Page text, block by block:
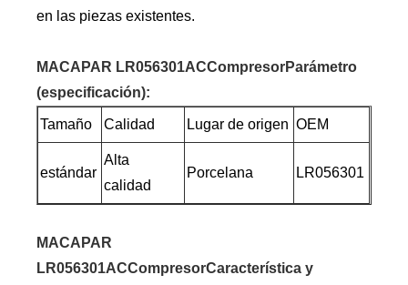
en las piezas existentes.
MACAPAR LR056301ACCompresorParámetro
(especificación):
Tamaño Calidad Lugar de origen OEM
estándar
Alta
calidad
Porcelana LR056301
MACAPAR
LR056301ACCompresorCaracterística y